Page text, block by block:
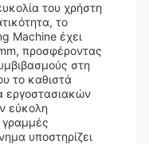
του χρήστη
το
Machine έχει
προσφέροντας
στη
το καθιστά
εργοστασιακών
εύκολη
υποστηρίζει